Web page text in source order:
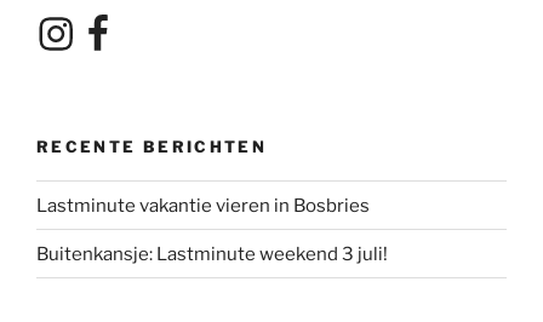
InstagramFacebook
RECENTE BERICHTEN
Lastminute vakantie vieren in Bosbries
Buitenkansje: Lastminute weekend 3 juli!